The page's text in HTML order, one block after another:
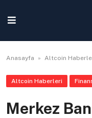
content
Anasayfa » Altcoin
Altcoin Haberleri
Merkez